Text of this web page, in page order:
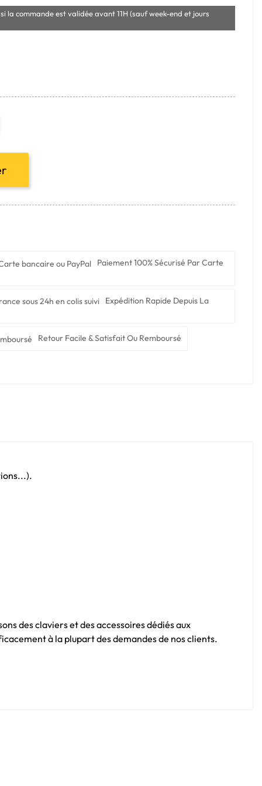
la commande est validée avant 11H (sauf week-end et jours
Paiement 100% Sécurisé Par Carte
Expédition Rapide Depuis La
Retour Facile & Satisfait Ou Remboursé
des claviers et des accessoires dédiés aux
à la plupart des demandes de nos clients.